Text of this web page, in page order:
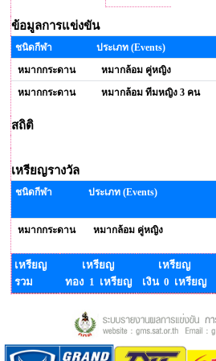
ข้อมูลการแข่งขัน
ชนิดกีฬา
ประเภท (Events)
หมากกระดาน
หมากล้อม คู่หญิง
หมากกระดาน
หมากล้อม ทีมหญิง 3 คน
สถิติ
เหรียญรางวัล
ชนิดกีฬา ประเภท (Events)
หมากกระดาน หมากล้อม คู่หญิง
เหรียญ
รวม
เหรียญ
ทอง 1 เหรียญ
เหรียญ
เงิน 0 เหรียญ